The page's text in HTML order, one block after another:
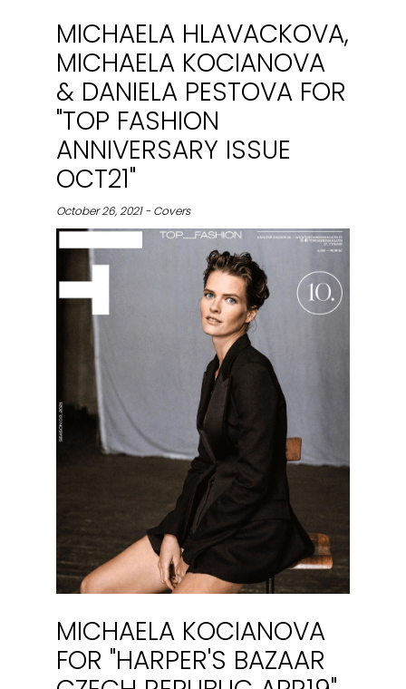
MICHAELA HLAVACKOVA,
MICHAELA KOCIANOVA
& DANIELA PESTOVA FOR
"TOP FASHION
ANNIVERSARY ISSUE
OCT21"
October 26, 2021 - Covers
MICHAELA KOCIANOVA
FOR "HARPER'S BAZAAR